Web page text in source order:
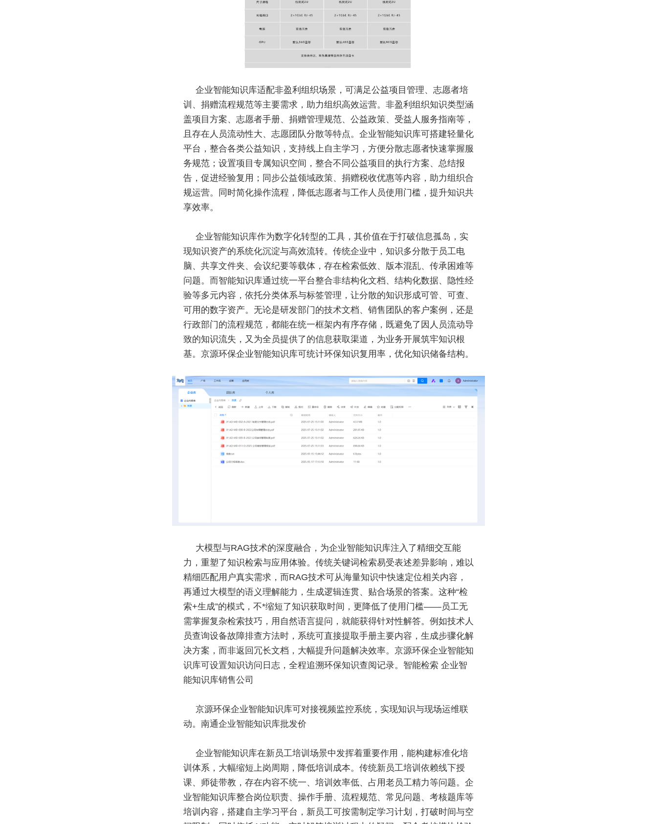
企业智能知识库适配非盈利组织场景，可满足公益项目管理、志愿者培
训、捐赠流程规范等主要需求，助力组织高效运营。非盈利组织知识类型涵
盖项目方案、志愿者手册、捐赠管理规范、公益政策、受益人服务指南等，
且存在人员流动性大、志愿团队分散等特点。企业智能知识库可搭建轻量化
平台，整合各类公益知识，支持线上自主学习，方便分散志愿者快速掌握服
务规范；设置项目专属知识空间，整合不同公益项目的执行方案、总结报
告，促进经验复用；同步公益领域政策、捐赠税收优惠等内容，助力组织合
规运营。同时简化操作流程，降低志愿者与工作人员使用门槛，提升知识共
享效率。
企业智能知识库作为数字化转型的工具，其价值在于打破信息孤岛，实
现知识资产的系统化沉淀与高效流转。传统企业中，知识多分散于员工电
脑、共享文件夹、会议纪要等载体，存在检索低效、版本混乱、传承困难等
问题。而智能知识库通过统一平台整合非结构化文档、结构化数据、隐性经
验等多元内容，依托分类体系与标签管理，让分散的知识形成可管、可查、
可用的数字资产。无论是研发部门的技术文档、销售团队的客户案例，还是
行政部门的流程规范，都能在统一框架内有序存储，既避免了因人员流动导
致的知识流失，又为全员提供了的信息获取渠道，为业务开展筑牢知识根
基。京源环保企业智能知识库可统计环保知识复用率，优化知识储备结构。
大模型与RAG技术的深度融合，为企业智能知识库注入了精细交互能
力，重塑了知识检索与应用体验。传统关键词检索易受表述差异影响，难以
精细匹配用户真实需求，而RAG技术可从海量知识中快速定位相关内容，
再通过大模型的语义理解能力，生成逻辑连贯、贴合场景的答案。这种“检
索+生成”的模式，不*缩短了知识获取时间，更降低了使用门槛——员工无
需掌握复杂检索技巧，用自然语言提问，就能获得针对性解答。例如技术人
员查询设备故障排查方法时，系统可直接提取手册主要内容，生成步骤化解
决方案，而非返回冗长文档，大幅提升问题解决效率。京源环保企业智能知
识库可设置知识访问日志，全程追溯环保知识查阅记录。智能检索 企业智
能知识库销售公司
京源环保企业智能知识库可对接视频监控系统，实现知识与现场运维联
动。南通企业智能知识库批发价
企业智能知识库在新员工培训场景中发挥着重要作用，能构建标准化培
训体系，大幅缩短上岗周期，降低培训成本。传统新员工培训依赖线下授
课、师徒带教，存在内容不统一、培训效率低、占用老员工精力等问题。企
业智能知识库整合岗位职责、操作手册、流程规范、常见问题、考核题库等
培训内容，搭建自主学习平台，新员工可按需制定学习计划，打破时间与空